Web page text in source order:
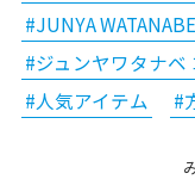
#JUNYA
#ジュンヤワタナベ
#人気アイテム
#